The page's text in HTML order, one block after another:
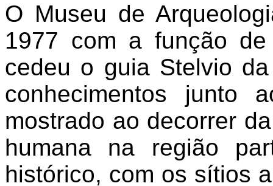
O Museu de
1977 com a função
cedeu o guia Stelvio
conhecimentos junto
mostrado ao decorrer
humana na região
histórico, com os sítios